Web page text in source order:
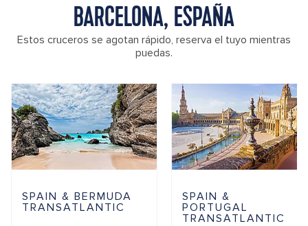
BARCELONA, ESPAÑA
Estos cruceros se agotan rápido, reserva el tuyo mientras
puedas.
SPAIN & BERMUDA
TRANSATLANTIC
SPAIN &
PORTUGAL
TRANSATLANTIC